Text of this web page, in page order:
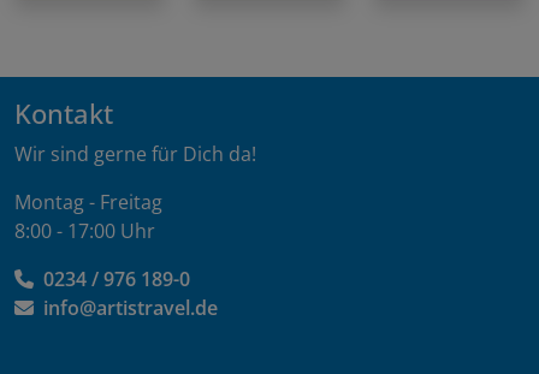
Kontakt
Wir sind gerne für Dich da!
Montag - Freitag
8:00 - 17:00 Uhr
0234 / 976 189-0
info@artistravel.de